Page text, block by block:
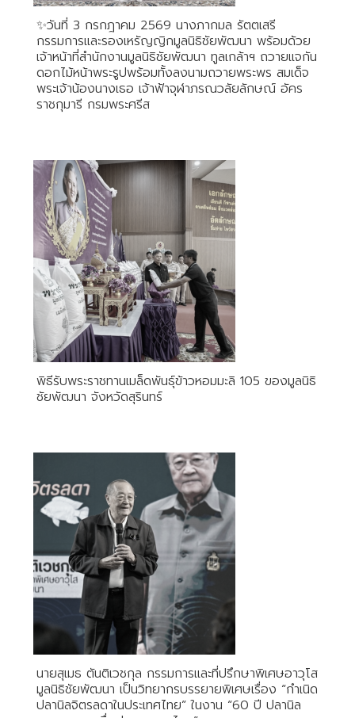
✨วันที่ 3 กรกฎาคม 2569 นางภากมล รัตตเสรี
กรรมการและรองเหรัญญิกมูลนิธิชัยพัฒนา พร้อมด้วย
เจ้าหน้าที่สำนักงานมูลนิธิชัยพัฒนา ทูลเกล้าฯ ถวายแจกัน
ดอกไม้หน้าพระรูปพร้อมทั้งลงนามถวายพระพร สมเด็จ
พระเจ้าน้องนางเธอ เจ้าฟ้าจุฬาภรณวลัยลักษณ์ อัคร
ราชกุมารี กรมพระศรีส
พิธีรับพระราชทานเมล็ดพันธุ์ข้าวหอมมะลิ 105 ของมูลนิธิ
ชัยพัฒนา จังหวัดสุรินทร์
นายสุเมธ ตันติเวชกุล กรรมการและที่ปรึกษาพิเศษอาวุโส
มูลนิธิชัยพัฒนา เป็นวิทยากรบรรยายพิเศษเรื่อง “กำเนิด
ปลานิลจิตรลดาในประเทศไทย” ในงาน “60 ปี ปลานิล